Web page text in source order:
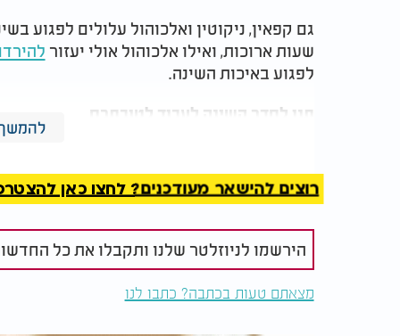
גם קפאין, ניקוטין ואלכוהול עלולים לפגוע
שעות ארוכות, ואילו אלכוהול אולי יעזור
לפגוע באיכות השינה.
תנו לחדר השינה לעבוד לטובתכם
לפני השינה עלול להקשות על ההירדמות.
אחר שיסייע ליצור חדר שינה נעים. גם
יכולים לסייע.
המלצות נוספות
רוצים להישאר מעודכנים? לחצו כאן להצטרפות
הירשמו לניוזלטר שלנו ותקבלו את כל
מצאתם טעות בכתבה? כתבו לנו